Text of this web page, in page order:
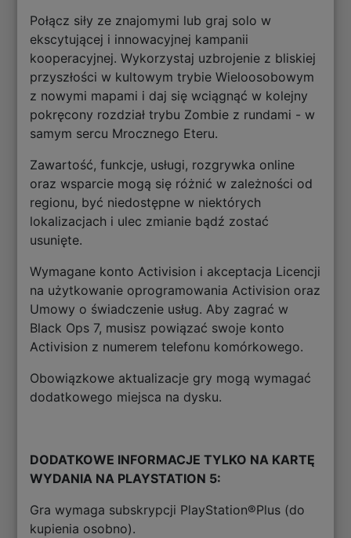
Połącz siły ze znajomymi lub graj solo w
ekscytującej i innowacyjnej kampanii
kooperacyjnej. Wykorzystaj uzbrojenie z bliskiej
przyszłości w kultowym trybie Wieloosobowym
z nowymi mapami i daj się wciągnąć w kolejny
pokręcony rozdział trybu Zombie z rundami - w
samym sercu Mrocznego Eteru.
Zawartość, funkcje, usługi, rozgrywka online
oraz wsparcie mogą się różnić w zależności od
regionu, być niedostępne w niektórych
lokalizacjach i ulec zmianie bądź zostać
usunięte.
Wymagane konto Activision i akceptacja Licencji
na użytkowanie oprogramowania Activision oraz
Umowy o świadczenie usług. Aby zagrać w
Black Ops 7, musisz powiązać swoje konto
Activision z numerem telefonu komórkowego.
Obowiązkowe aktualizacje gry mogą wymagać
dodatkowego miejsca na dysku.
DODATKOWE INFORMACJE TYLKO NA KARTĘ
WYDANIA NA PLAYSTATION 5:
Gra wymaga subskrypcji PlayStation®Plus (do
kupienia osobno).